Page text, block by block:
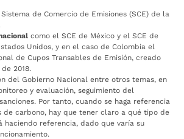
de Comercio de Emisiones (SCE) de la
como el SCE de México y el SCE de
Unidos, y en el caso de Colombia el
de Cupos Transables de Emisión, creado
2018.
del Gobierno Nacional entre otros temas, en
y evaluación, seguimiento del
Por tanto, cuando se haga referencia
de carbono, hay que tener claro a qué tipo de
haciendo referencia, dado que varía su